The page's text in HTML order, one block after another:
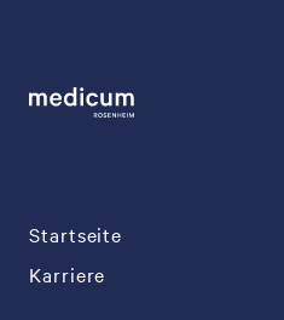
Startseite
Karriere